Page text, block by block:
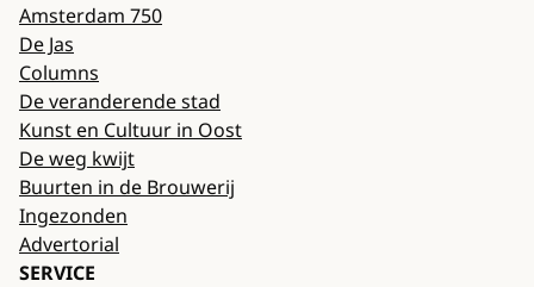
Amsterdam 750
De Jas
Columns
De veranderende stad
Kunst en Cultuur in Oost
De weg kwijt
Buurten in de Brouwerij
Ingezonden
Advertorial
SERVICE